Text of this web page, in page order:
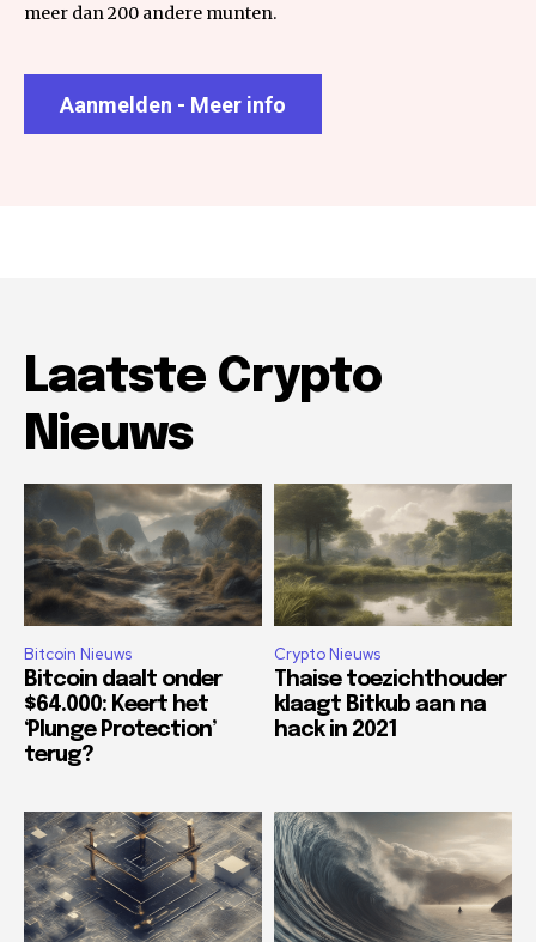
meer dan 200 andere munten.
Aanmelden - Meer info
Laatste Crypto
Nieuws
Bitcoin Nieuws
Bitcoin daalt onder
$64.000: Keert het
‘Plunge Protection’
terug?
Crypto Nieuws
Thaise toezichthouder
klaagt Bitkub aan na
hack in 2021